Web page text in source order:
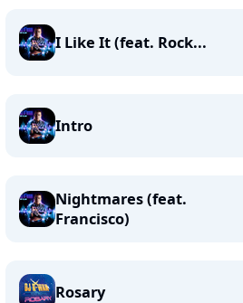
I Like It (feat. Rock...
Intro
Nightmares (feat.
Francisco)
Rosary